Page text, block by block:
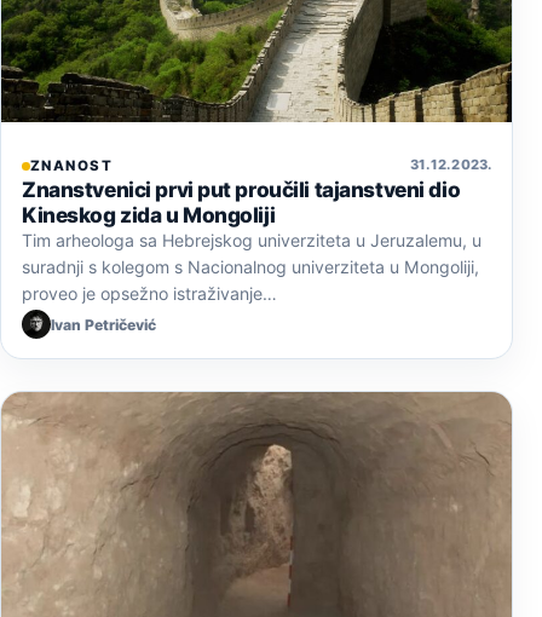
ZNANOST 31. 12. 2023.
Znanstvenici prvi put proučili tajanstveni dio
Kineskog zida u Mongoliji
Tim arheologa sa Hebrejskog univerziteta u Jeruzalemu, u
suradnji s kolegom s Nacionalnog univerziteta u Mongoliji,
proveo je opsežno istraživanje…
Ivan Petričević